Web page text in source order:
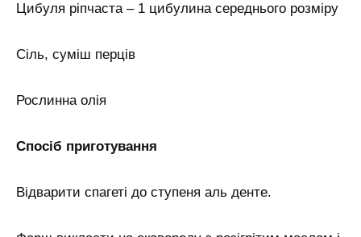
Цибуля ріпчаста – 1 цибулина середнього розміру
Сіль, суміш перців
Рослинна олія
Спосіб приготування
Відварити спагеті до ступеня аль денте.